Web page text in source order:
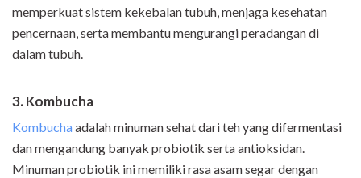
memperkuat sistem kekebalan tubuh, menjaga kesehatan
pencernaan, serta membantu mengurangi peradangan di
dalam tubuh.
3. Kombucha
Kombuchaadalah minuman sehat dari teh yang difermentasi
dan mengandung banyak probiotik serta antioksidan.
Minuman probiotik ini memiliki rasa asam segar dengan